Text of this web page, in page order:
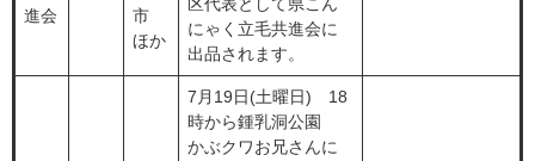
進会
市
ほか
にゃく立毛共進会に
出品されます。
7月19日(土曜日) 18
時から鍾乳洞公園
かぶクワお兄さんに